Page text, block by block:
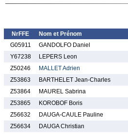
NrFFE Nom et Prénom
G05911
GANDOLFO Daniel
Y67238
LEPERS Leon
Z50246
MALLET Adrien
Z53863
BARTHELET Jean-Charles
Z53864
MAUREL Sabrina
Z53865
KOROBOF Boris
Z56632
DAUGA-CAULE Pauline
Z56634
DAUGA Christian